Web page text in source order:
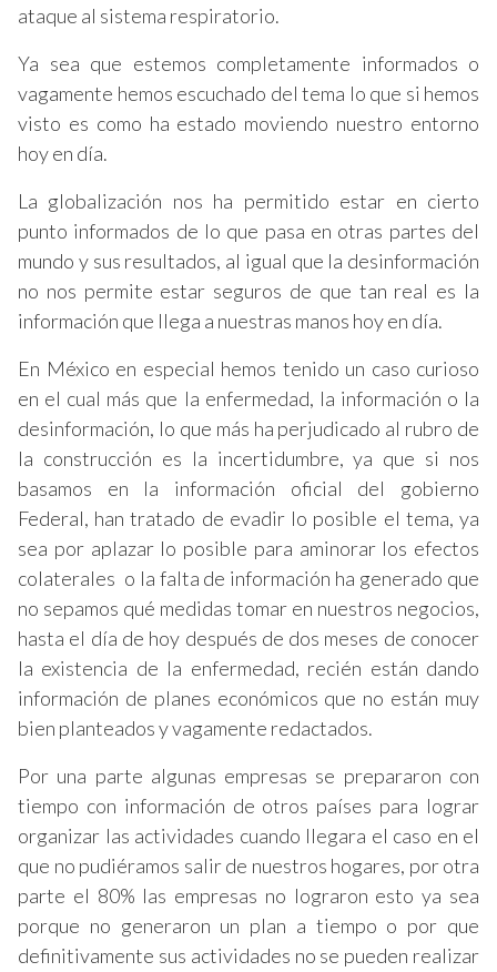
ataque al sistema respiratorio.
Ya sea que estemos completamente informados o
vagamente hemos escuchado del tema lo que si hemos
visto es como ha estado moviendo nuestro entorno
hoy en día.
La globalización nos ha permitido estar en cierto
punto informados de lo que pasa en otras partes del
mundo y sus resultados, al igual que la desinformación
no nos permite estar seguros de que tan real es la
información que llega a nuestras manos hoy en día.
En México en especial hemos tenido un caso curioso
en el cual más que la enfermedad, la información o la
desinformación, lo que más ha perjudicado al rubro de
la construcción es la incertidumbre, ya que si nos
basamos en la información oficial del gobierno
Federal, han tratado de evadir lo posible el tema, ya
sea por aplazar lo posible para aminorar los efectos
colaterales o la falta de información ha generado que
no sepamos qué medidas tomar en nuestros negocios,
hasta el día de hoy después de dos meses de conocer
la existencia de la enfermedad, recién están dando
información de planes económicos que no están muy
bien planteados y vagamente redactados.
Por una parte algunas empresas se prepararon con
tiempo con información de otros países para lograr
organizar las actividades cuando llegara el caso en el
que no pudiéramos salir de nuestros hogares, por otra
parte el 80% las empresas no lograron esto ya sea
porque no generaron un plan a tiempo o por que
definitivamente sus actividades no se pueden realizar